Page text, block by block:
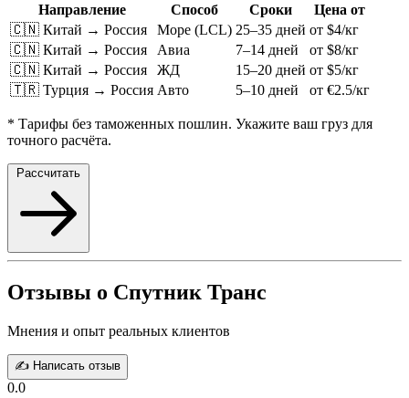
Направление Способ Сроки
Цена от
🇨🇳 Китай → Россия
Море (LCL) 25–35 дней от $4/кг
🇨🇳 Китай → Россия
Авиа 7–14 дней
от $8/кг
🇨🇳 Китай → Россия
ЖД 15–20 дней от $5/кг
🇹🇷 Турция → Россия Авто 5–10 дней от €2.5/кг
* Тарифы без таможенных пошлин. Укажите ваш груз для
точного расчёта.
Рассчитать
Отзывы о Спутник Транс
Мнения и опыт реальных клиентов
✍️ Написать отзыв
0.0